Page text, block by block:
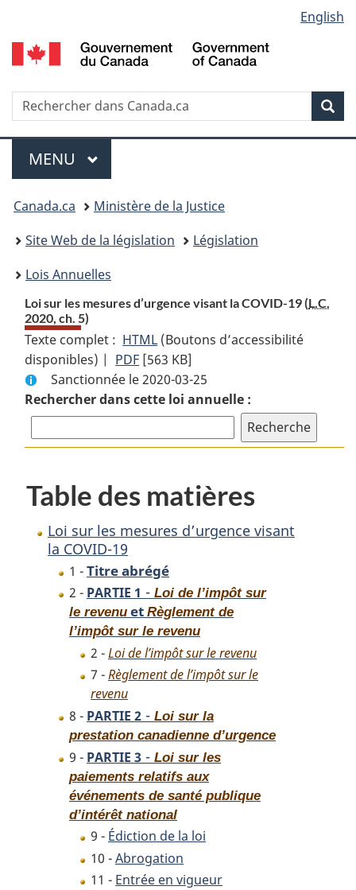
au
contenu
propos
de
la
HTML
simplifiée
selection
English
Recherche
Menu
MENU PRINCIPAL
Vous
etes
ici
Canada.ca
Ministère de la Justice
Site Web de la législation
Législation
Lois Annuelles
Loi sur les mesures d’urgence visant la COVID-19 (L.C.
2020, ch. 5)
Texte complet : HTML Texte
complet
:
Loi
sur
les
visant
COVID-
(Boutons d’accessibilité
disponibles) | PDF Texte
complet
:
Loi
sur
d’urgence
la
19
[563 KB]
Sanctionnée le 2020-03-25
Rechercher dans cette loi annuelle :
Table des matières
Loi sur les mesures d’urgence visant
la COVID-19
1 -Titre abrégé
2 - PARTIE 1 - Loi de l’impôt sur
le revenu et Règlement de
l’impôt sur le revenu
2 -Loi de l’impôt sur le revenu
7 -Règlement de l’impôt sur le
revenu
8 - PARTIE 2 - Loi sur la
prestation canadienne d’urgence
9 - PARTIE 3 - Loi sur les
paiements relatifs aux
événements de santé publique
d’intérêt national
9 - Édiction de la loi
10 -Abrogation
11 - Entrée en vigueur